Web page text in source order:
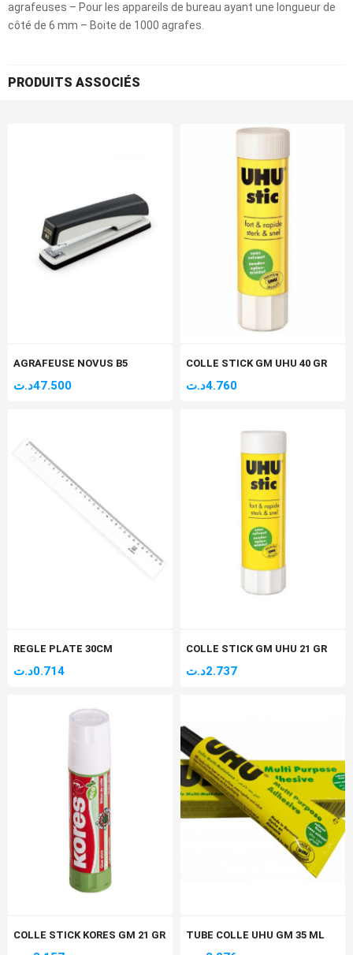
agrafeuses – Pour les appareils de bureau ayant une longueur de
côté de 6 mm – Boite de 1000 agrafes.
PRODUITS ASSOCIÉS
AGRAFEUSE NOVUS B5
47.500د.ت
COLLE STICK GM UHU 40 GR
4.760د.ت
REGLE PLATE 30CM
0.714د.ت
COLLE STICK GM UHU 21 GR
2.737د.ت
COLLE STICK KORES GM 21 GR TUBE COLLE UHU GM 35 ML